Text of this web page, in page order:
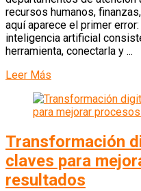
recursos humanos,
aquí aparece el primer
inteligencia artificial
herramienta, conectarla y ...
Leer Más
Transformación
claves para
resultados